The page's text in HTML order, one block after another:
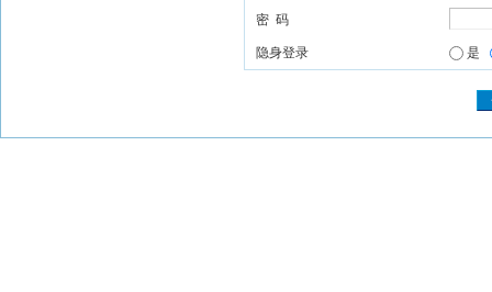
密 码
隐身登录 是